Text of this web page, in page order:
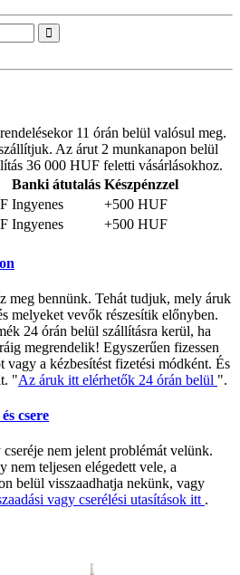
11 órán belül valósul meg.
Az árut 2 munkanapon belül
36 000 HUF feletti vásárlásokhoz.
Banki átutalás Készpénzzel
Ingyenes
+500 HUF
Ingyenes +500 HUF
meg bennünk. Tehát tudjuk, mely áruk
melyeket vevők részesítik előnyben.
24 órán belül szállításra kerül, ha
megrendelik! Egyszerűen fizessen
vagy a kézbesítést fizetési módként. És
"Az áruk itt elérhetők 24 órán belül ".
csere
nem jelent problémát velünk.
nem teljesen elégedett vele, a
belül visszaadhatja nekünk, vagy
vagy cserélési utasítások itt .